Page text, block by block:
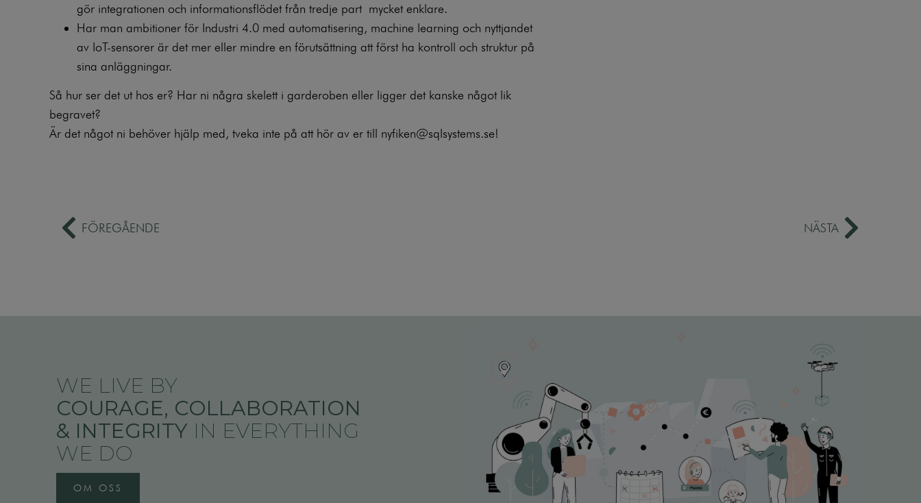
gör integrationen och informationsflödet från tredje part mycket enklare.
Har man ambitioner för Industri 4.0 med automatisering, machine learning och nyttjandet
av IoT-sensorer är det mer eller mindre en förutsättning att först ha kontroll och struktur på
sina anläggningar.
Så hur ser det ut hos er? Har ni några skelett i garderoben eller ligger det kanske något lik
begravet?
Är det något ni behöver hjälp med, tveka inte på att hör av er till nyfiken@sqlsystems.se!
FÖREGÅENDE NÄSTA
WE LIVE BY
COURAGE, COLLABORATION
& INTEGRITY IN EVERYTHING
WE DO
OM OSS